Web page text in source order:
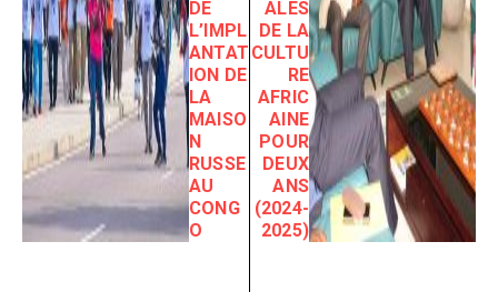
DE
L’IMPL
ANTAT
ION DE
LA
MAISO
N
RUSSE
AU
CONG
O
ALES
DE LA
CULTU
RE
AFRIC
AINE
POUR
DEUX
ANS
(2024-
2025)